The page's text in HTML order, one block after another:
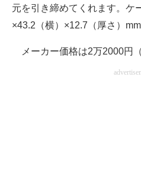
元を引き締めてくれます。ケ
×43.2（横）×12.7（厚さ）
メーカー価格は2万2000円（